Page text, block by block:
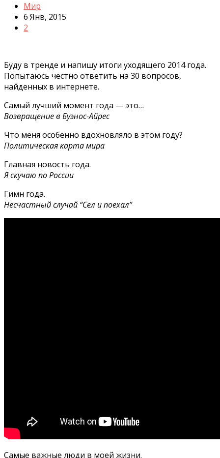
Мир
6 Янв, 2015
2
Буду в тренде и напишу итоги уходящего 2014 года.
Попытаюсь честно ответить на 30 вопросов,
найденных в интернете.
Самый лучший момент года — это…
Возвращение в Буэнос-Айрес
Что меня особенно вдохновляло в этом году?
Политическая карта мира
Главная новость года.
Я скучаю по России
Гимн года.
Несчастный случай “Сел и поехал”
Самые важные люди в моей жизни.